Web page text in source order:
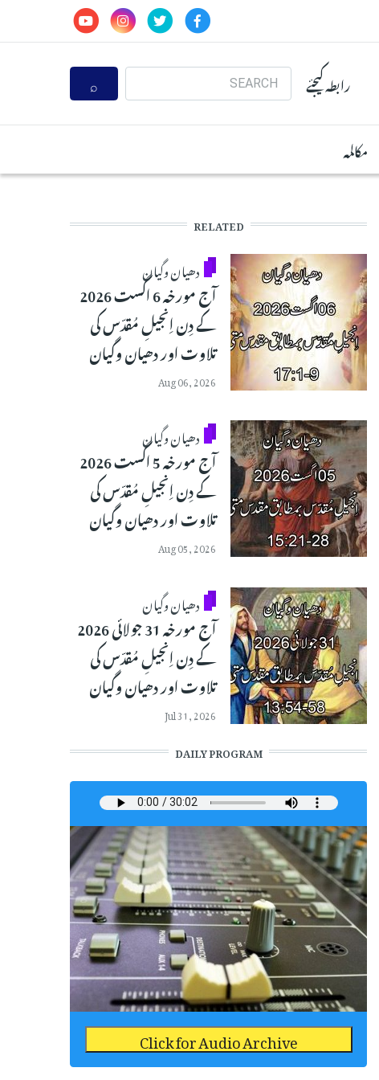
رابطہ کیجئے
Search
مکالمہ
RELATED
دھیان وگیان
آج مورخہ 6 اگست 2026
کے دِن اِنجیلِ مُقدّس کی
تلاوت اور دھیان وگیان
Aug 06, 2026
دھیان وگیان
آج مورخہ 5 اگست 2026
کے دِن اِنجیلِ مُقدّس کی
تلاوت اور دھیان وگیان
Aug 05, 2026
دھیان وگیان
آج مورخہ 31 جولائی 2026
کے دِن اِنجیلِ مُقدّس کی
تلاوت اور دھیان وگیان
Jul 31, 2026
DAILY PROGRAM
Click for Audio Archive